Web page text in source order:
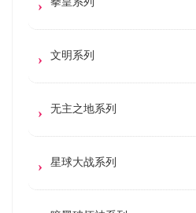
文明系列
无主之地系列
星球大战系列